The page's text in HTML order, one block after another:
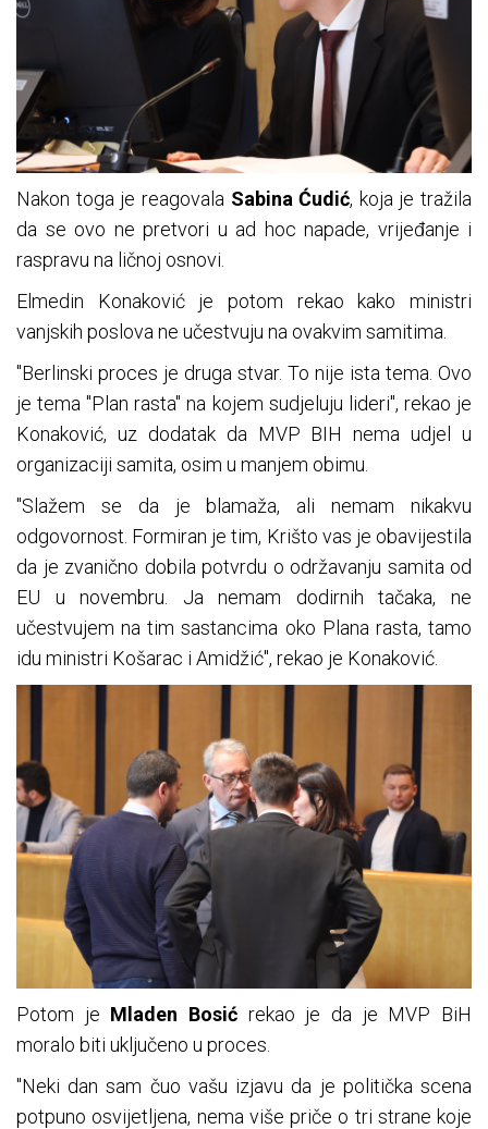
Nakon toga je reagovala Sabina Ćudić, koja je tražila
da se ovo ne pretvori u ad hoc napade, vrijeđanje i
raspravu na ličnoj osnovi.
Elmedin Konaković je potom rekao kako ministri
vanjskih poslova ne učestvuju na ovakvim samitima.
"Berlinski proces je druga stvar. To nije ista tema. Ovo
je tema "Plan rasta" na kojem sudjeluju lideri", rekao je
Konaković, uz dodatak da MVP BIH nema udjel u
organizaciji samita, osim u manjem obimu.
"Slažem se da je blamaža, ali nemam nikakvu
odgovornost. Formiran je tim, Krišto vas je obavijestila
da je zvanično dobila potvrdu o održavanju samita od
EU u novembru. Ja nemam dodirnih tačaka, ne
učestvujem na tim sastancima oko Plana rasta, tamo
idu ministri Košarac i Amidžić", rekao je Konaković.
Potom je Mladen Bosić rekao je da je MVP BiH
moralo biti uključeno u proces.
"Neki dan sam čuo vašu izjavu da je politička scena
potpuno osvijetljena, nema više priče o tri strane koje